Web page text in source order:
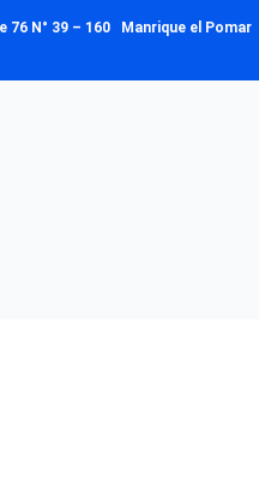
76 N° 39 – 160 Manrique el